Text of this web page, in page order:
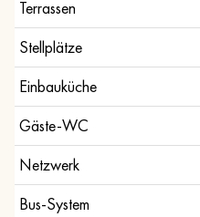
Terrassen
Stellplätze
Einbauküche
Gäste-WC
Netzwerk
Bus-System